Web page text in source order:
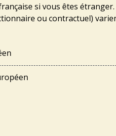
si vous êtes
ou contractuel)